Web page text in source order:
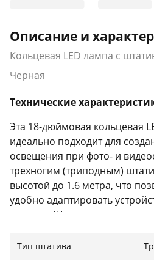
Описание и
Кольцевая LED лампа с
Черная
Технические
Эта 18-дюймовая кольцевая
идеально подходит для
освещения при фото- и
трехногим (триподным)
высотой до 1.6 метра, что
удобно адаптировать
условия. Штатив выполнен
Напольная установка и
Тип штатива